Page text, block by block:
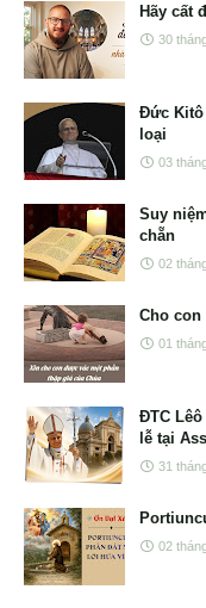
Hãy cất
30
Đức Kitô
loại
03
Suy
chẵn
02
Cho con
01
ĐTC
lễ tại
31
02